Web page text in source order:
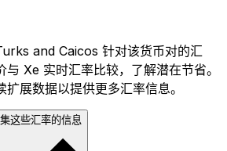
and Caicos 针对该货币对的汇
Xe 实时汇率比较，了解潜在节省。
展数据以提供更多汇率信息。
这些汇率的信息